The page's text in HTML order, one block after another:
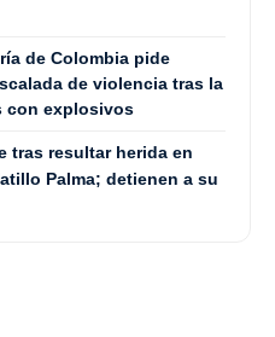
de Colombia pide
de violencia tras la
con explosivos
tras resultar herida en
Palma; detienen a su